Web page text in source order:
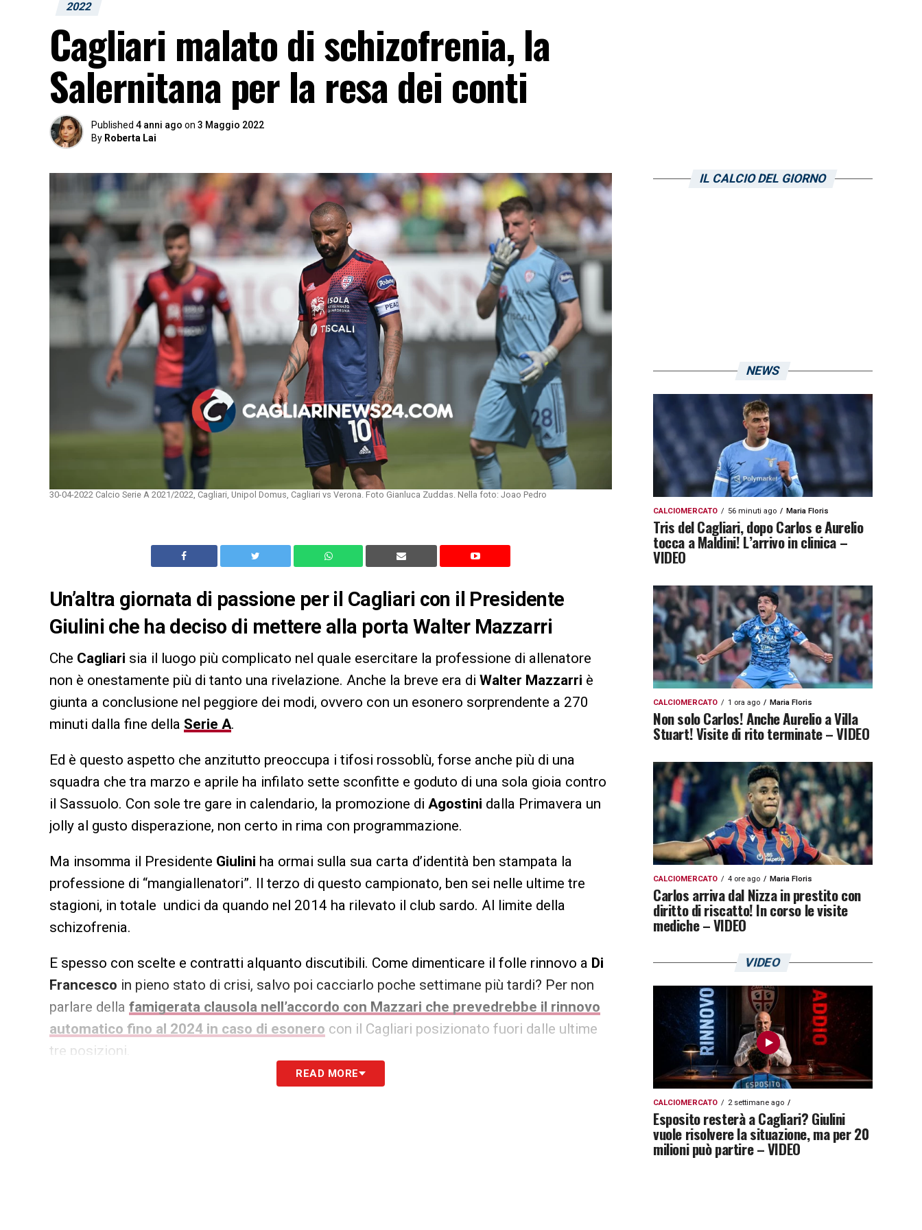
2022
Cagliari malato di schizofrenia, la
Salernitana per la resa dei conti
Published 4 anni ago on 3 Maggio 2022
By Roberta Lai
30-04-2022 Calcio Serie A 2021/2022, Cagliari, Unipol Domus, Cagliari vs Verona. Foto Gianluca Zuddas. Nella foto: Joao Pedro
Un’altra giornata di passione per il Cagliari con il Presidente
Giulini che ha deciso di mettere alla porta Walter Mazzarri
Che Cagliari sia il luogo più complicato nel quale esercitare la professione di allenatore
non è onestamente più di tanto una rivelazione. Anche la breve era di Walter Mazzarri è
giunta a conclusione nel peggiore dei modi, ovvero con un esonero sorprendente a 270
minuti dalla fine della Serie A.
Ed è questo aspetto che anzitutto preoccupa i tifosi rossoblù, forse anche più di una
squadra che tra marzo e aprile ha infilato sette sconfitte e goduto di una sola gioia contro
il Sassuolo. Con sole tre gare in calendario, la promozione di Agostini dalla Primavera un
jolly al gusto disperazione, non certo in rima con programmazione.
Ma insomma il Presidente Giulini ha ormai sulla sua carta d’identità ben stampata la
professione di “mangiallenatori”. Il terzo di questo campionato, ben sei nelle ultime tre
stagioni, in totale undici da quando nel 2014 ha rilevato il club sardo. Al limite della
schizofrenia.
E spesso con scelte e contratti alquanto discutibili. Come dimenticare il folle rinnovo a Di
Francesco in pieno stato di crisi, salvo poi cacciarlo poche settimane più tardi? Per non
parlare della famigerata clausola nell’accordo con Mazzari che prevedrebbe il rinnovo
automatico fino al 2024 in caso di esonero con il Cagliari posizionato fuori dalle ultime
tre posizioni.
Circostanza puntualmente verificata dai fatti, perché malgrado tutto il Casteddu a oggi
READ MORE
IL CALCIO DEL GIORNO
NEWS
CALCIOMERCATO 56 minuti ago Maria Floris
Tris del Cagliari, dopo Carlos e Aurelio
tocca a Maldini! L’arrivo in clinica –
VIDEO
CALCIOMERCATO 1 ora ago Maria Floris
Non solo Carlos! Anche Aurelio a Villa
Stuart! Visite di rito terminate – VIDEO
CALCIOMERCATO 4 ore ago Maria Floris
Carlos arriva dal Nizza in prestito con
diritto di riscatto! In corso le visite
mediche – VIDEO
VIDEO
CALCIOMERCATO 2 settimane ago
Esposito resterà a Cagliari? Giulini
vuole risolvere la situazione, ma per 20
milioni può partire – VIDEO